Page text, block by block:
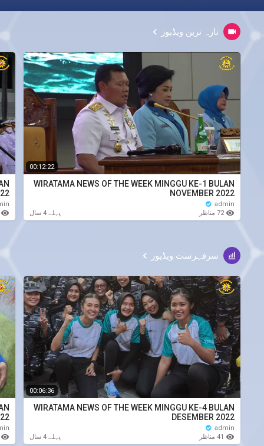
تازہ ترین ویڈیوز
00:12:22
WIRATAMA NEWS OF THE WEEK MINGGU KE-1 BULAN
NOVEMBER 2022
admin
72 مناظر
پہلے 4 سال
سرفہرست ویڈیوز
00:06:36
WIRATAMA NEWS OF THE WEEK MINGGU KE-4 BULAN
DESEMBER 2022
admin
پہلے 4 سال